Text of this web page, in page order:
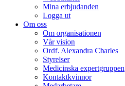
Mina erbjudanden
Logga ut
Om oss
Om organisationen
Vår vision
Ordf. Alexandra Charles
Styrelser
Medicinska expertgruppen
Kontaktkvinnor